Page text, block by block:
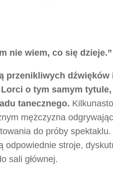
nie wiem, co się dzieje.”
przenikliwych
o tym samym tytule,
tanecznego.
mężczyzna
do próby
stroje,
sali głównej.